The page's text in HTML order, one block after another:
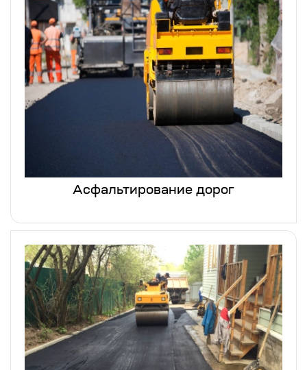
Асфальтирование дорог